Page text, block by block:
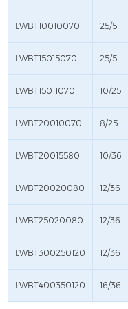
LWBT10010070 25/5
LWBT15015070 25/5
LWBT15011070 10/25
LWBT20010070 8/25
LWBT20015580 10/36
LWBT20020080 12/36
LWBT25020080 12/36
LWBT300250120 12/36
LWBT400350120 16/36